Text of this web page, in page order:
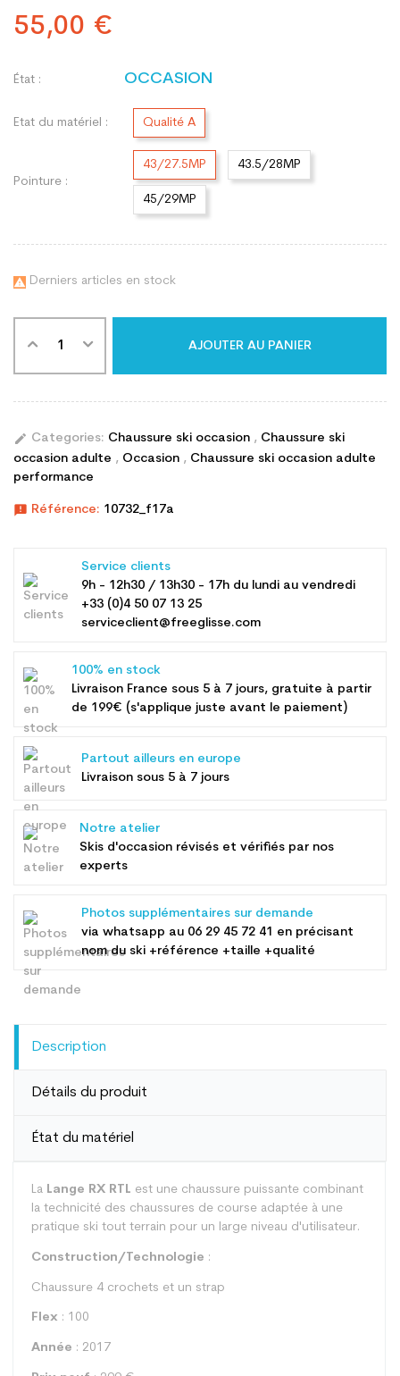
55,00 €
État : OCCASION
Etat du matériel : Qualité A
Pointure :
43/27.5MP 43.5/28MP
45/29MP
 Derniers articles en stock
AJOUTER AU PANIER
edit Categories: Chaussure ski occasion , Chaussure ski
occasion adulte , Occasion , Chaussure ski occasion adulte
performance
announcement Référence: 10732_f17a
Service clients
9h - 12h30 / 13h30 - 17h du lundi au vendredi
+33 (0)4 50 07 13 25
serviceclient@freeglisse.com
100% en stock
Livraison France sous 5 à 7 jours, gratuite à partir
de 199€ (s'applique juste avant le paiement)
Partout ailleurs en europe
Livraison sous 5 à 7 jours
Notre atelier
Skis d'occasion révisés et vérifiés par nos
experts
Photos supplémentaires sur demande
via whatsapp au 06 29 45 72 41 en précisant
nom du ski +référence +taille +qualité
Description
Détails du produit
État du matériel
La Lange RX RTL est une chaussure puissante combinant
la technicité des chaussures de course adaptée à une
pratique ski tout terrain pour un large niveau d'utilisateur.
Construction/Technologie :
Chaussure 4 crochets et un strap
Flex : 100
Année : 2017